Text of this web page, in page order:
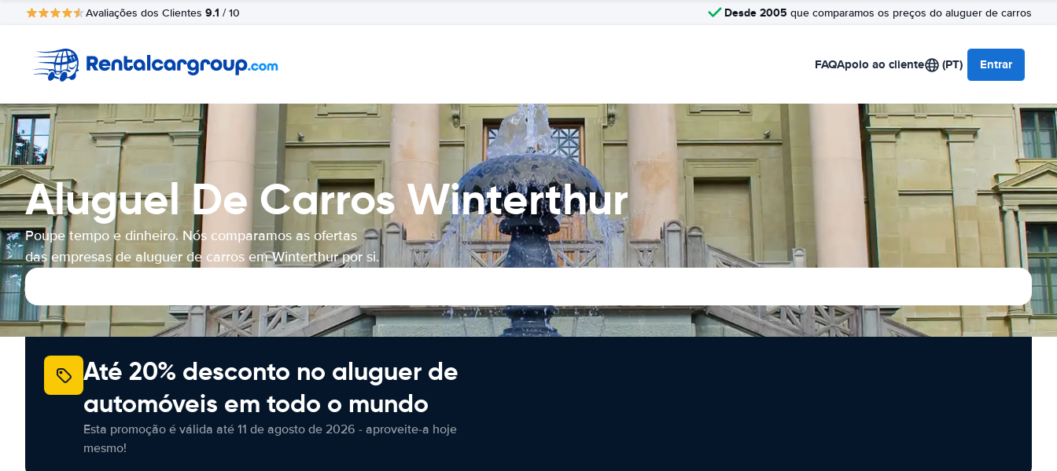
Avaliações dos Clientes 9.1 / 10 Desde 2005 que comparamos os preços do aluguer de carros
FAQApoio ao cliente (PT) Entrar
Aluguel De Carros Winterthur
Poupe tempo e dinheiro. Nós comparamos as ofertas
das empresas de aluguer de carros em Winterthur por si.
Até 20% desconto no aluguer de
automóveis em todo o mundo
Esta promoção é válida até 11 de agosto de 2026 - aproveite-a hoje
mesmo!